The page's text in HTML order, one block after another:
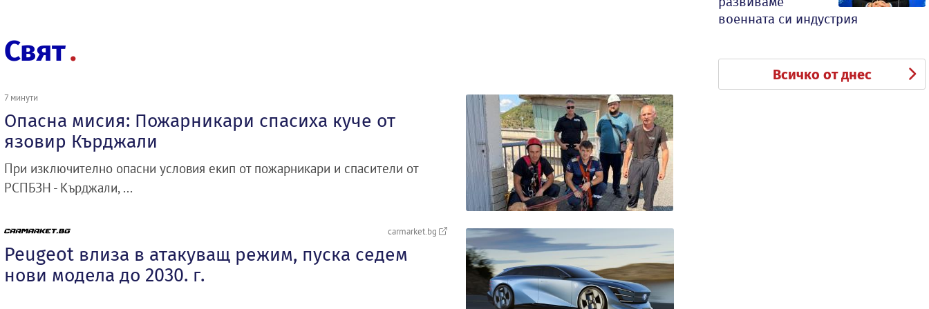
Свят
7 минути
Опасна мисия: Пожарникари спасиха куче от
язовир Кърджали
При изключително опасни условия екип от пожарникари и спасители от
РСПБЗН - Кърджали, ...
carmarket.bg
Peugeot влиза в атакуващ режим, пуска седем
нови модела до 2030. г.
военната си индустрия
Всичко от днес